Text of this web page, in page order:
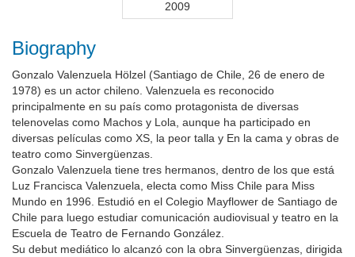
2009
Biography
Gonzalo Valenzuela Hölzel (Santiago de Chile, 26 de enero de
1978) es un actor chileno. Valenzuela es reconocido
principalmente en su país como protagonista de diversas
telenovelas como Machos y Lola, aunque ha participado en
diversas películas como XS, la peor talla y En la cama y obras de
teatro como Sinvergüenzas.
Gonzalo Valenzuela tiene tres hermanos, dentro de los que está
Luz Francisca Valenzuela, electa como Miss Chile para Miss
Mundo en 1996. Estudió en el Colegio Mayflower de Santiago de
Chile para luego estudiar comunicación audiovisual y teatro en la
Escuela de Teatro de Fernando González.
Su debut mediático lo alcanzó con la obra Sinvergüenzas, dirigida